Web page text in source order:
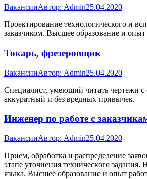
ВакансииАвтор: Admin25.04.2020
Проектирование технологического и
заказчиком. Высшее образование и опыт
Токарь, фрезеровщик
ВакансииАвтор: Admin25.04.2020
Специалист, умеющий читать чертежи с
аккуратный и без вредных привычек.
Инженер по работе с
ВакансииАвтор: Admin25.04.2020
Прием, обработка и распределение
этапе уточнения технического
языка. Высшее образование и опыт